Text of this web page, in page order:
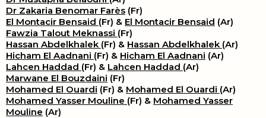
Dr Zakaria Benomar Farès (Fr)
El Montacir Bensaid (Fr) & El Montacir Bensaid (Ar)
Fawzia Talout Meknassi (Fr)
Hassan Abdelkhalek (Fr) & Hassan Abdelkhalek (Ar)
Hicham El Aadnani (Fr) & Hicham El Aadnani (Ar)
Lahcen Haddad (Fr) & Lahcen Haddad (Ar)
Marwane El Bouzdaini (Fr)
Mohamed El Ouardi (Fr) & Mohamed El Ouardi (Ar)
Mohamed Yasser Mouline (Fr) & Mohamed Yasser
Mouline (Ar)